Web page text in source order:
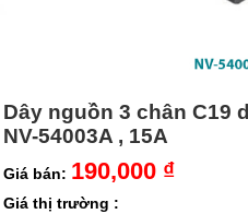
Dây nguồn 3 chân C19
NV-54003A , 15A
Giá bán: 190,000 ₫
Giá thị trường :